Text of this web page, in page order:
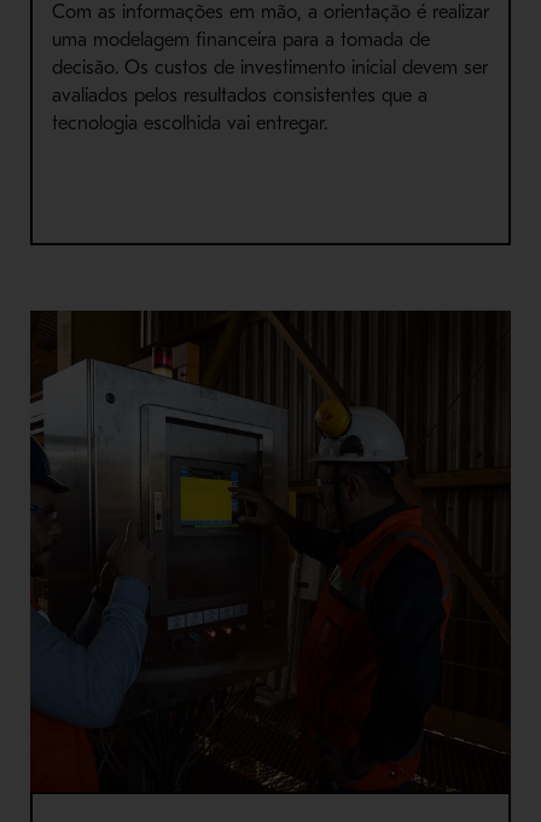
Com as informações em mão, a orientação é realizar
uma modelagem financeira para a tomada de
decisão. Os custos de investimento inicial devem ser
avaliados pelos resultados consistentes que a
tecnologia escolhida vai entregar.